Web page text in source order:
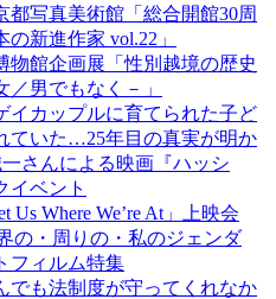
都写真美術館「総合開館30周
新進作家 vol.22」
物館企画展「性別越境の歴史
男でもなく－」
イカップルに育てられた子ど
ていた…25年目の真実が明か
さんによる映画『ハッシ
イベント
Us Where We’re At」上映会
の・周りの・私のジェンダ
フィルム特集
でも法制度が守ってくれなか